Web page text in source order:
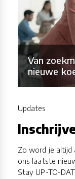
Van
nieuwe
Updates
Zo word je altijd
ons laatste
Stay UP-TO-